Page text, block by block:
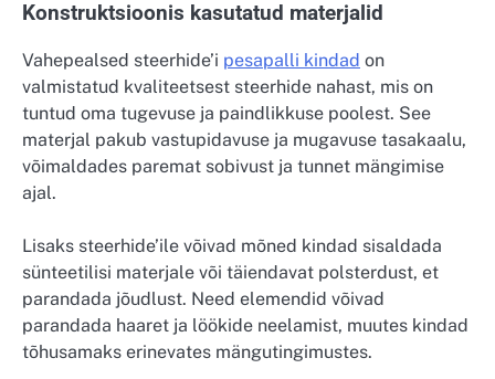
Konstruktsioonis kasutatud materjalid
Vahepealsed steerhide’i pesapalli kindad on
valmistatud kvaliteetsest steerhide nahast, mis on
tuntud oma tugevuse ja paindlikkuse poolest. See
materjal pakub vastupidavuse ja mugavuse tasakaalu,
võimaldades paremat sobivust ja tunnet mängimise
ajal.
Lisaks steerhide’ile võivad mõned kindad sisaldada
sünteetilisi materjale või täiendavat polsterdust, et
parandada jõudlust. Need elemendid võivad
parandada haaret ja löökide neelamist, muutes kindad
tõhusamaks erinevates mängutingimustes.